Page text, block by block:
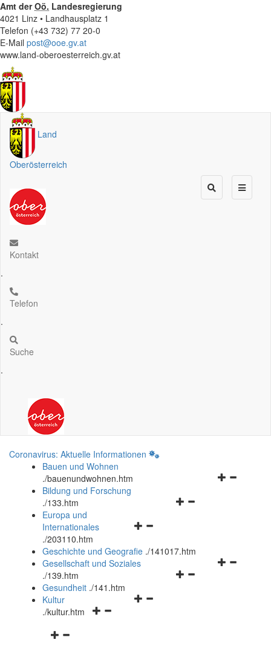
Amt derOö. Landesregierung
4021 Linz • Landhausplatz 1
Telefon (+43 732) 77 20-0
E-Mail post@ooe.gv.at
www.land-oberoesterreich.gv.at
Land
Oberösterreich
Kontakt
.
Telefon
.
Suche
.
Coronavirus: Aktuelle Informationen
Bauen und Wohnen
./bauenundwohnen.htm
Navigationsmenü
Bildung und Forschung
./133.htm
Navigationsmenü
und
schließen
Europa und
Internationales
./203110.htm
Geschichte und Geografie ./141017.htm
Navigationsmenü
Gesellschaft und Soziales
./139.htm
Navigationsmenü
Gesundheit ./141.htm
Navigationsmenü
Kultur
./kultur.htm
Navigationsmenü